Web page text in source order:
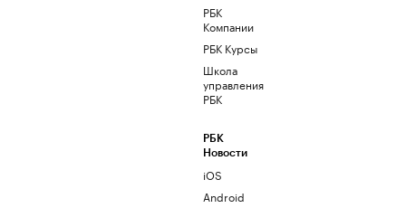
РБК
Компании
РБК Курсы
Школа
управления
РБК
РБК
Новости
iOS
Android